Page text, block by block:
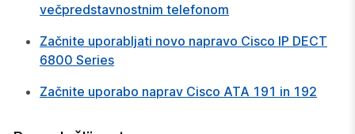
večpredstavnostnim telefonom
Začnite uporabljati novo napravo Cisco IP DECT
6800 Series
Začnite uporabo naprav Cisco ATA 191 in 192